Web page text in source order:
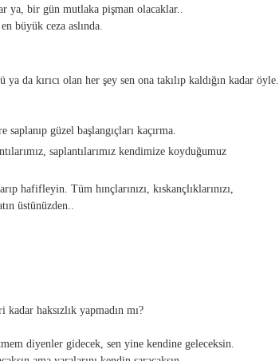
ya, bir gün mutlaka pişman olacaklar..
büyük ceza aslında.
da kırıcı olan her şey sen ona takılıp kaldığın kadar öyle.
güzel başlangıçları kaçırma.
saplantılarımız kendimize koyduğumuz
hafifleyin. Tüm hınçlarınızı, kıskançlıklarınızı,
üstünüzden..
haksızlık yapmadın mı?
diyenler gidecek, sen yine kendine geleceksin.